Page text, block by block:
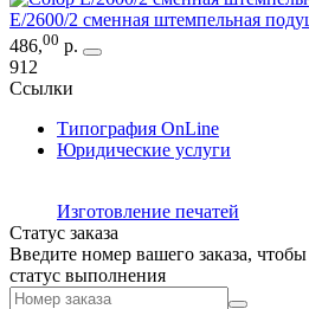
E/2600/2 сменная штемпельная
486,00 р.
912
Ссылки
Типография OnLine
Юридические услуги
Изготовление печатей
Статус заказа
Введите номер вашего заказа,
статус выполнения